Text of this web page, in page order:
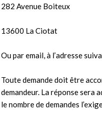
282 Avenue Boiteux
13600 La Ciotat
Ou par email, à l’adresse
Toute demande doit être
demandeur. La réponse sera
le nombre de demandes